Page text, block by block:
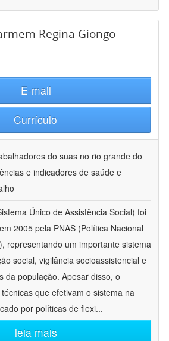
Regina Giongo
E-mail
Currículo
do suas no rio grande do
e indicadores de saúde e
Único de Assistência Social) foi
2005 pela PNAS (Política Nacional
representando um importante sistema
social, vigilância socioassistencial e
da população. Apesar disso, o
que efetivam o sistema na
por políticas de flexi...
leia mais